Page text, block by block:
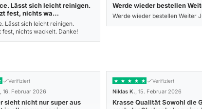
Lässt sich leicht reinigen.
fest, nichts wa…
Lässt sich leicht reinigen.
fest, nichts wackelt. Danke!
Werde wieder bestellen
Werde wieder bestellen Weiter
Verifiziert
, 16. Februar 2026
sieht nicht nur super aus
Verifiziert
Niklas K., 15. Februar 2026
Krasse Qualität Sowohl die